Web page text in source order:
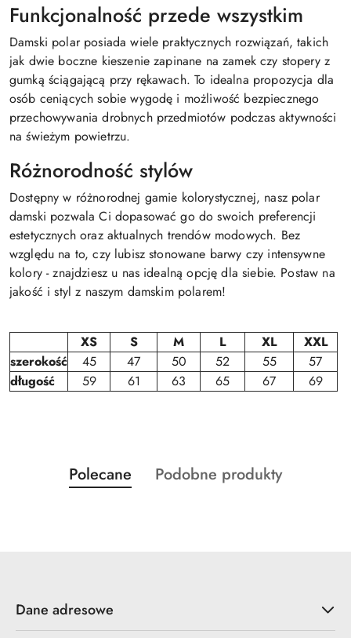
Funkcjonalność przede wszystkim
Damski polar posiada wiele praktycznych rozwiązań, takich
jak dwie boczne kieszenie zapinane na zamek czy stopery z
gumką ściągającą przy rękawach. To idealna propozycja dla
osób ceniących sobie wygodę i możliwość bezpiecznego
przechowywania drobnych przedmiotów podczas aktywności
na świeżym powietrzu.
Różnorodność stylów
Dostępny w różnorodnej gamie kolorystycznej, nasz polar
damski pozwala Ci dopasować go do swoich preferencji
estetycznych oraz aktualnych trendów modowych. Bez
względu na to, czy lubisz stonowane barwy czy intensywne
kolory - znajdziesz u nas idealną opcję dla siebie. Postaw na
jakość i styl z naszym damskim polarem!
XS S M L XL
XXL
szerokość
45 47 50 52 55
57
długość
59 61 63 65 67 69
Pomiń karuzelę produktów
Produkty
o
Polecane
Produkty
Podobne produkty
Dane adresowe